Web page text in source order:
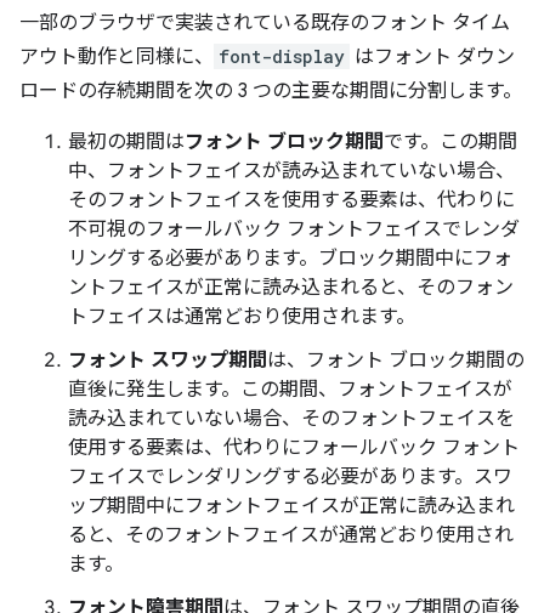
一部のブラウザで実装されている既存のフォント タイム
アウト動作と同様に、
font-display はフォント ダウン
ロードの存続期間を次の 3 つの主要な期間に分割します。
最初の期間はフォント ブロック期間です。この期間
中、フォントフェイスが読み込まれていない場合、
そのフォントフェイスを使用する要素は、代わりに
不可視のフォールバック フォントフェイスでレンダ
リングする必要があります。ブロック期間中にフォ
ントフェイスが正常に読み込まれると、そのフォン
トフェイスは通常どおり使用されます。
フォント スワップ期間は、フォント ブロック期間の
直後に発生します。この期間、フォントフェイスが
読み込まれていない場合、そのフォントフェイスを
使用する要素は、代わりにフォールバック フォント
フェイスでレンダリングする必要があります。スワ
ップ期間中にフォントフェイスが正常に読み込まれ
ると、そのフォントフェイスが通常どおり使用され
ます。
フォント障害期間は、フォント スワップ期間の直後